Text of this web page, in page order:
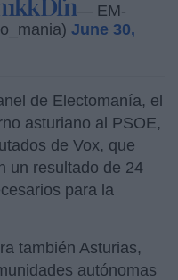
— EM-
June 30,
de Electomanía, el
asturiano al PSOE,
de Vox, que
un resultado de 24
para la
también Asturias,
autónomas